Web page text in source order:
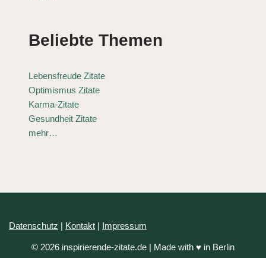
Beliebte Themen
Lebensfreude Zitate
Optimismus Zitate
Karma-Zitate
Gesundheit Zitate
mehr…
Datenschutz | Kontakt | Impressum
© 2026 inspirierende-zitate.de | Made with ♥ in Berlin